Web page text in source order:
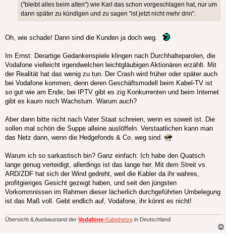
("bleibt alles beim alten") wie Karl das schon vorgeschlagen hat, nur um
dann später zu kündigen und zu sagen "ist jetzt nicht mehr drin".
Oh, wie schade! Dann sind die Kunden ja doch weg.
Im Ernst: Derartige Gedankenspiele klingen nach Durchhalteparolen, die
Vodafone vielleicht irgendwelchen leichtgläubigen Aktionären erzählt. Mit
der Realität hat das wenig zu tun. Der Crash wird früher oder später auch
bei Vodafone kommen, denn deren Geschäftsmodell beim Kabel-TV ist
so gut wie am Ende, bei IPTV gibt es zig Konkurrenten und beim Internet
gibt es kaum noch Wachstum. Warum auch?
Aber dann bitte nicht nach Vater Staat schreien, wenn es soweit ist. Die
sollen mal schön die Suppe alleine auslöffeln. Verstaatlichen kann man
das Netz dann, wenn die Hedgefonds & Co. weg sind.
Warum ich so sarkastisch bin? Ganz einfach: Ich habe den Quatsch
lange genug verteidigt, allerdings ist das lange her. Mit dem Streit vs.
ARD/ZDF hat sich der Wind gedreht, weil die Kabler da ihr wahres,
profitgieriges Gesicht gezeigt haben, und seit den jüngsten
Vorkommnissen im Rahmen dieser lächerlich durchgeführten Umbelegung
ist das Maß voll. Gebt endlich auf, Vodafone, ihr könnt es nicht!
Übersicht & Ausbaustand der Vodafone-Kabelnetze in Deutschland